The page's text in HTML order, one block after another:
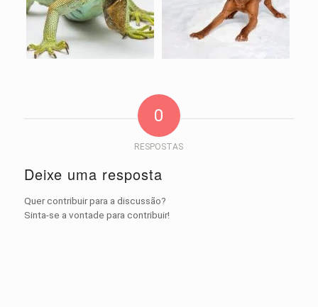
0
RESPOSTAS
Deixe uma resposta
Quer contribuir para a discussão?
Sinta-se a vontade para contribuir!